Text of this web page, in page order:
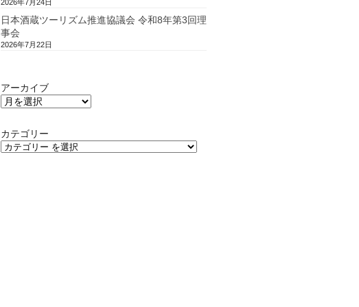
2026年7月24日
日本酒蔵ツーリズム推進協議会 令和8年第3回理
事会
2026年7月22日
アーカイブ
カテゴリー